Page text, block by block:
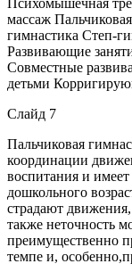
массаж
гимнастика Степ-
Развивающие
Совместные
детьми
Слайд 7
Пальчиковая
координации
воспитания и
дошкольного
страдают
также неточность
преимущественно
темпе и,